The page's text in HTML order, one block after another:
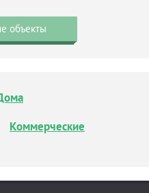
объекты
Коммерческие